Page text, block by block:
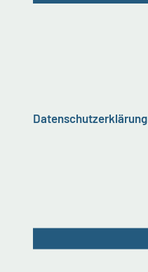
Datenschutzerklärung